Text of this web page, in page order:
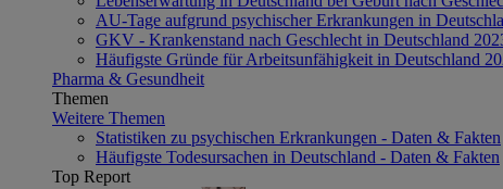
AU-Tage aufgrund psychischer Erkrankungen in
GKV - Krankenstand nach Geschlecht in Deutschland
Häufigste Gründe für Arbeitsunfähigkeit in Deutschland
Pharma & Gesundheit
Themen
Weitere Themen
Statistiken zu psychischen Erkrankungen - Daten & Fakten
Häufigste Todesursachen in Deutschland - Daten & Fakten
Top Report